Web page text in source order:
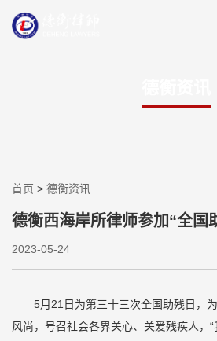
首页 > 德衡资讯
德衡西海岸所律师参加“全国
2023-05-24
5月21日为第三十三次全国助残日，为
风尚，号召社会各界关心、关爱残疾人，